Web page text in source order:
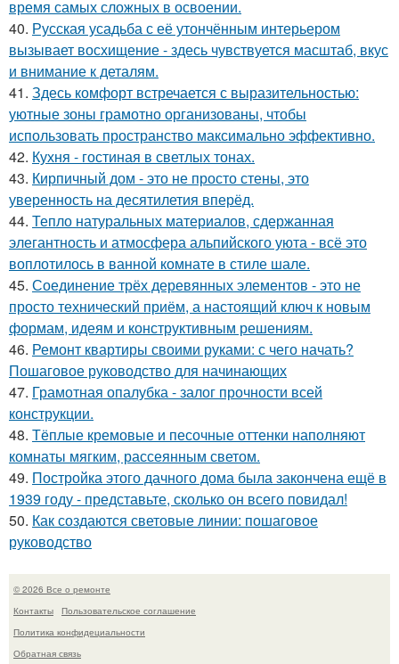
время самых сложных в освоении.
40. Русская усадьба с её утончённым интерьером
вызывает восхищение - здесь чувствуется масштаб, вкус
и внимание к деталям.
41. Здесь комфорт встречается с выразительностью:
уютные зоны грамотно организованы, чтобы
использовать пространство максимально эффективно.
42. Кухня - гостиная в светлых тонах.
43. Кирпичный дом - это не просто стены, это
уверенность на десятилетия вперёд.
44. Тепло натуральных материалов, сдержанная
элегантность и атмосфера альпийского уюта - всё это
воплотилось в ванной комнате в стиле шале.
45. Соединение трёх деревянных элементов - это не
просто технический приём, а настоящий ключ к новым
формам, идеям и конструктивным решениям.
46. Ремонт квартиры своими руками: с чего начать?
Пошаговое руководство для начинающих
47. Грамотная опалубка - залог прочности всей
конструкции.
48. Тёплые кремовые и песочные оттенки наполняют
комнаты мягким, рассеянным светом.
49. Постройка этого дачного дома была закончена ещё в
1939 году - представьте, сколько он всего повидал!
50. Как создаются световые линии: пошаговое
руководство
© 2026 Все о ремонте
Контакты
Пользовательское соглашение
Политика конфидециальности
Обратная связь